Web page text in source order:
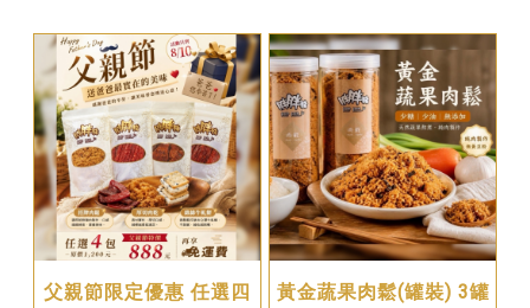
父親節限定優惠 任選四
黃金蔬果肉鬆(罐裝) 3罐